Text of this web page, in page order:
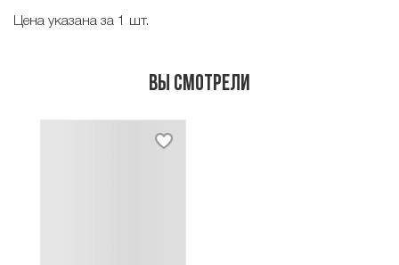
Цена указана за 1 шт.
Вы смотрели